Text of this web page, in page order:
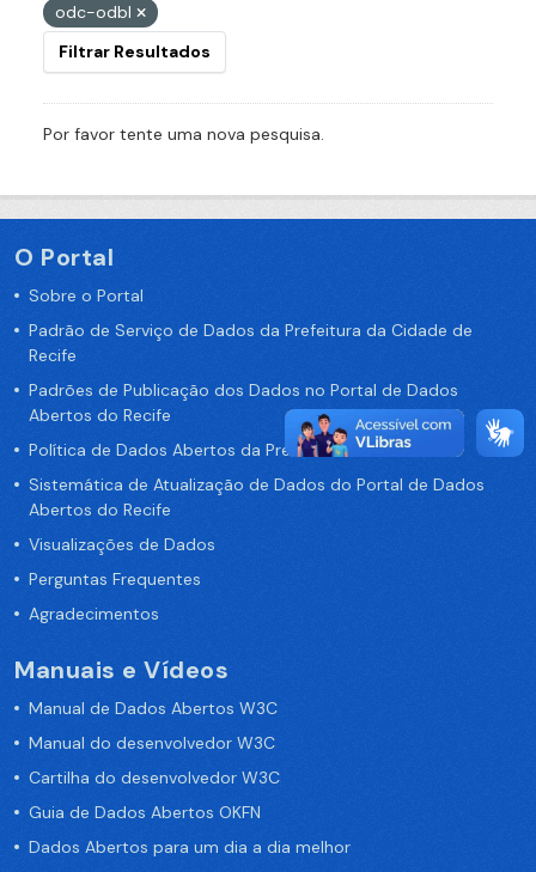
odc-odbl
Filtrar Resultados
Por favor tente uma nova pesquisa.
O Portal
Sobre o Portal
Padrão de Serviço de Dados da Prefeitura da Cidade de
Recife
Padrões de Publicação dos Dados no Portal de Dados
Abertos do Recife
Política de Dados Abertos da Prefeitura do Recife
Sistemática de Atualização de Dados do Portal de Dados
Abertos do Recife
Visualizações de Dados
Perguntas Frequentes
Agradecimentos
Manuais e Vídeos
Manual de Dados Abertos W3C
Manual do desenvolvedor W3C
Cartilha do desenvolvedor W3C
Guia de Dados Abertos OKFN
Dados Abertos para um dia a dia melhor